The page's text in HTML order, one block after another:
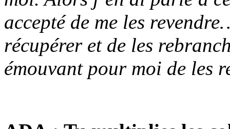
accepté de me les
récupérer et de les
émouvant pour moi de les